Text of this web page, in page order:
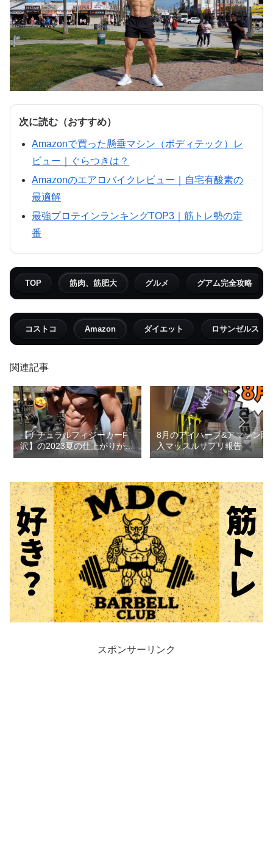
次に読む（おすすめ）
Amazonで買った懸垂マシン（ボディテック）レ
ビュー｜ぐらつきは？
Amazonのエアロバイクレビュー｜自宅有酸素の
最適解
最強プロテインランキングTOP3｜筋トレ勢の定
番
TOP 筋肉、筋肥大 グルメ グアム完全攻略
コストコ Amazon ダイエット ロサンゼルス
関連記事
【ナチュラルフィジーカーF
沢】の2023夏の仕上がりがヤ
バスギル！！【筋肉/トレーニ
8月のアイハーブ&アマゾン購
入マッスルサプリ報告
スポンサーリンク